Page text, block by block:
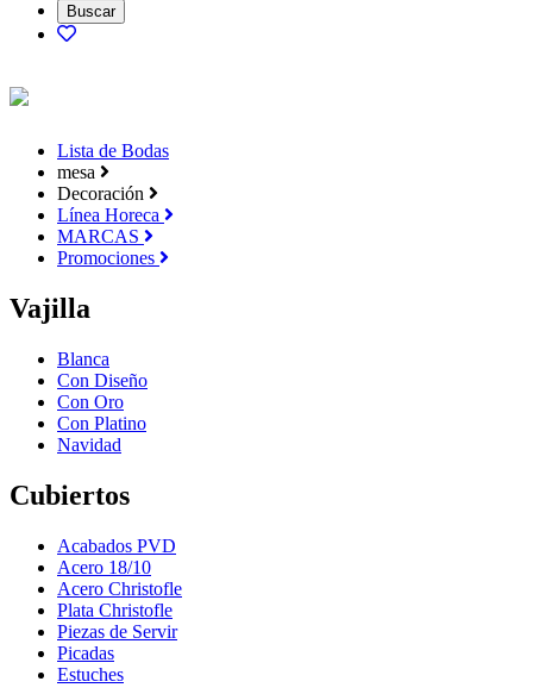
Lista de Bodas
mesa
Decoración
Línea Horeca
MARCAS
Promociones
Vajilla
Blanca
Con Diseño
Con Oro
Con Platino
Navidad
Cubiertos
Acabados PVD
Acero 18/10
Acero Christofle
Plata Christofle
Piezas de Servir
Picadas
Estuches